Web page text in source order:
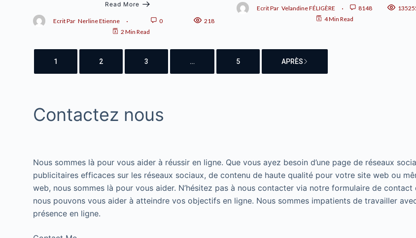
Read More
Ecrit Par Nerline Etienne 0
218
2 Min Read
Ecrit Par Velandine FÉLIGÈRE 8148
4 Min Read
1 2 3 … 5 APRÈS
Contactez nous
Nous sommes là pour vous aider à réussir en ligne. Que vous ayez besoin d’une page de réseaux
publicitaires efficaces sur les réseaux sociaux, de contenu de haute qualité pour votre site web ou
web, nous sommes là pour vous aider. N’hésitez pas à nous contacter via notre formulaire de
nous pouvons vous aider à atteindre vos objectifs en ligne. Nous sommes impatients de travailler
présence en ligne.